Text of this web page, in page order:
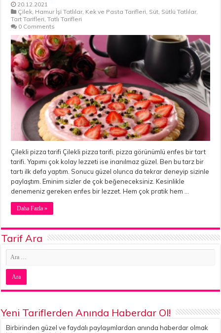
20.12.2021
Çilek, Hamur İşi Tatlılar, Kek ve Pasta Tarifleri, Süt, Sütlü Tatlılar,
Tart Tarifleri,Tatlı Tarifleri
0 Comments
Çilekli pizza tarifi Çilekli pizza tarifi, pizza görünümlü enfes bir tart
tarifi. Yapımı çok kolay lezzeti ise inanılmaz güzel. Ben bu tarz bir
tartı ilk defa yaptım. Sonucu güzel olunca da tekrar deneyip sizinle
paylaştım. Eminim sizler de çok beğeneceksiniz. Kesinlikle
denemeniz gereken enfes bir lezzet. Hem çok pratik hem …
Daha Fazla »
Tarif Ara
Yeni Tariflerden Anında Haberdar Ol!
Birbirinden güzel ve faydalı paylaşımlardan anında haberdar olmak